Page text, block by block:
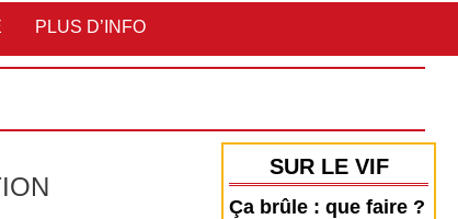
PLUS D’INFO
SUR LE VIF
Ça brûle : que faire ?